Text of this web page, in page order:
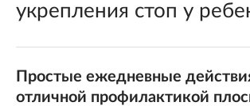
укрепления стоп у
Простые ежедневные
отличной профилактикой